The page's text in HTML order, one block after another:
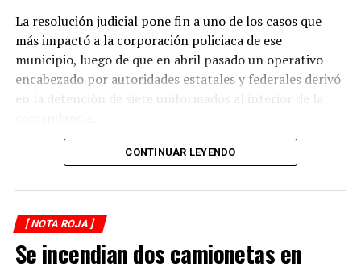
levantamiento de indicios por parte de las autoridades.
Posteriormente, el tránsito fue restablecido de manera
normal.
La resolución judicial pone fin a uno de los casos que
más impactó a la corporación policiaca de ese
municipio, luego de que en abril pasado un operativo
encabezado por autoridades estatales y federales derivó
en la detención de siete uniformados al interior de la
La intervención se realizó el 10 de abril mediante un
elementos de la Secretaría de Marina (Semar) y de la
Secretaría de Seguridad Pública (SSP), quienes
ejecutaron una revisión en las instalaciones de la
corporación municipal.
CONTINUAR LEYENDO
[ NOTA ROJA ]
Se incendian dos camionetas en